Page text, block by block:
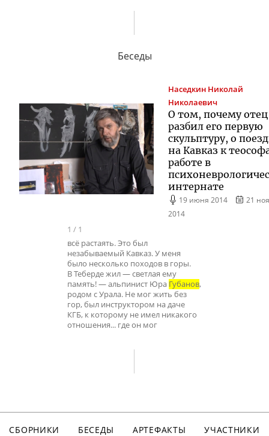
Беседы
Наседкин Николай
Николаевич
О том, почему отец
разбил его первую
скульптуру, о
на Кавказ к
работе в
интернате
19 июня 2014
21
2014
1 / 1
всё растаять. Это был
незабываемый Кавказ. У меня
было несколько походов в горы.
В Теберде жил — светлая ему
память! — альпинист Юра Губанов,
родом с Урала. Не мог жить без
гор, был инструктором на даче
КГБ, к которому не имел никакого
отношения... где он мог
СБОРНИКИ БЕСЕДЫ АРТЕФАКТЫ
УЧАСТНИКИ